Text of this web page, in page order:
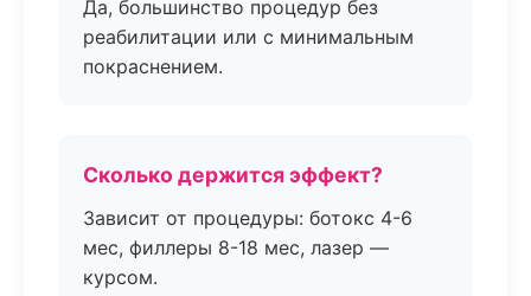
Да, большинство процедур без
реабилитации или с минимальным
покраснением.
Сколько держится эффект?
Зависит от процедуры: ботокс 4-6
мес, филлеры 8-18 мес, лазер —
курсом.